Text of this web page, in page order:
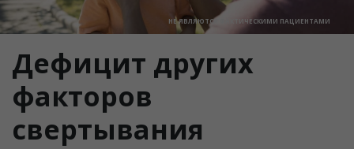
НЕ ЯВЛЯЮТСЯ ФАКТИЧЕСКИМИ ПАЦИЕНТАМИ
Дефицит других
факторов
свертывания